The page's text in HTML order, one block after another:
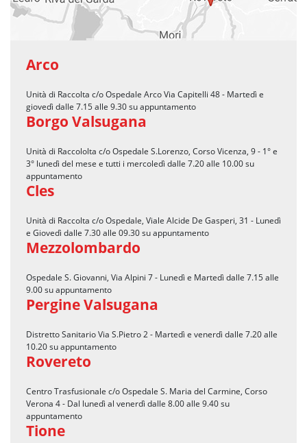
Arco
Unità di Raccolta c/o Ospedale Arco Via Capitelli 48 - Martedì e
giovedì dalle 7.15 alle 9.30 su appuntamento
Borgo Valsugana
Unità di Raccololta c/o Ospedale S.Lorenzo, Corso Vicenza, 9 - 1° e
3° lunedì del mese e tutti i mercoledì dalle 7.20 alle 10.00 su
appuntamento
Cles
Unità di Raccolta c/o Ospedale, Viale Alcide De Gasperi, 31 - Lunedì
e Giovedì dalle 7.30 alle 09.30 su appuntamento
Mezzolombardo
Ospedale S. Giovanni, Via Alpini 7 - Lunedì e Martedì dalle 7.15 alle
9.00 su appuntamento
Pergine Valsugana
Distretto Sanitario Via S.Pietro 2 - Martedì e venerdì dalle 7.20 alle
10.20 su appuntamento
Rovereto
Centro Trasfusionale c/o Ospedale S. Maria del Carmine, Corso
Verona 4 - Dal lunedì al venerdì dalle 8.00 alle 9.40 su
appuntamento
Tione